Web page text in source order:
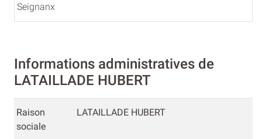
Seignanx
Informations administratives de
LATAILLADE HUBERT
Raison
sociale
LATAILLADE HUBERT